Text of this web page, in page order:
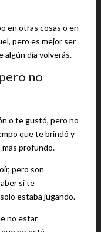
en otras cosas o en
pero es mejor ser
algún día volverás.
no
o te gustó, pero no
que te brindó y
profundo.
pero son
si te
estaba jugando.
no estar